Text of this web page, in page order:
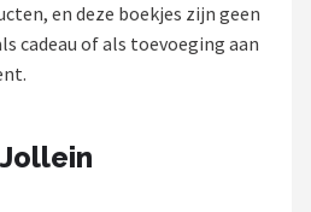
en deze boekjes zijn geen
cadeau of als toevoeging aan